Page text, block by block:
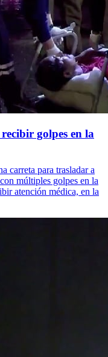
golpes en la
carreta para trasladar a
múltiples golpes en la
atención médica, en la